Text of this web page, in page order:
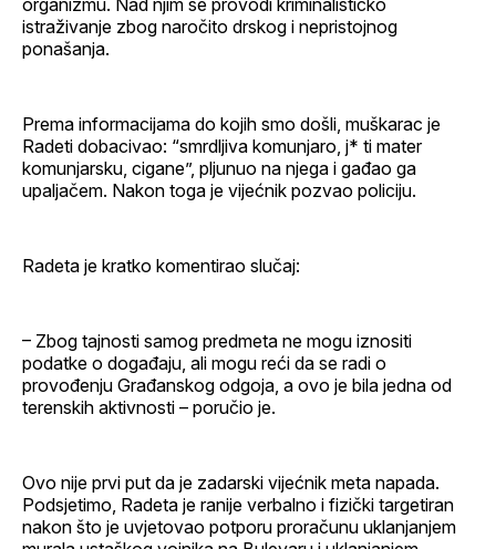
organizmu. Nad njim se provodi kriminalističko
istraživanje zbog naročito drskog i nepristojnog
ponašanja.
Prema informacijama do kojih smo došli, muškarac je
Radeti dobacivao: “smrdljiva komunjaro, j* ti mater
komunjarsku, cigane”, pljunuo na njega i gađao ga
upaljačem. Nakon toga je vijećnik pozvao policiju.
Radeta je kratko komentirao slučaj:
– Zbog tajnosti samog predmeta ne mogu iznositi
podatke o događaju, ali mogu reći da se radi o
provođenju Građanskog odgoja, a ovo je bila jedna od
terenskih aktivnosti – poručio je.
Ovo nije prvi put da je zadarski vijećnik meta napada.
Podsjetimo, Radeta je ranije verbalno i fizički targetiran
nakon što je uvjetovao potporu proračunu uklanjanjem